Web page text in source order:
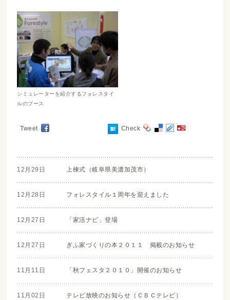
シミュレーターを紹介するフォレスタイ
ルのブース
Tweet Check
12月29日 上棟式（岐阜県美濃加茂市）
12月28日 フォレスタイル１周年を迎えました
12月27日 「家活ナビ」登場
12月27日 ぎふ家づくりの本２０１１ 掲載のお知らせ
11月11日 「秋フェスタ２０１０」開催のお知らせ
11月02日 テレビ放映のお知らせ（ＣＢＣテレビ）